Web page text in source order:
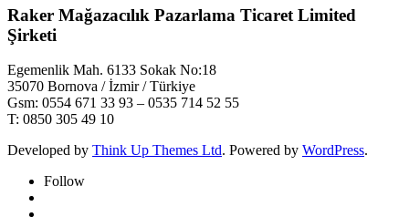
Raker Mağazacılık Pazarlama Ticaret Limited
Şirketi
Egemenlik Mah. 6133 Sokak No:18
35070 Bornova / İzmir / Türkiye
Gsm: 0554 671 33 93 – 0535 714 52 55
T: 0850 305 49 10
Developed by Think Up Themes Ltd. Powered by WordPress.
Follow